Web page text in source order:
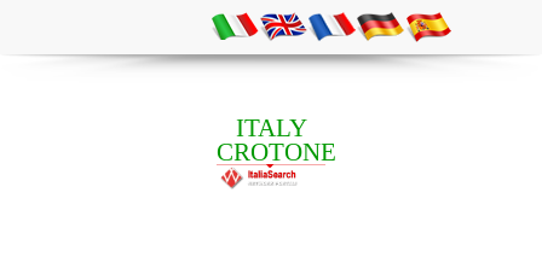
ITALY
CROTONE